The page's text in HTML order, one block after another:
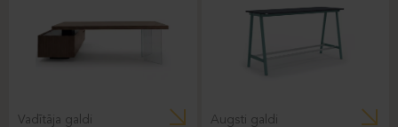
Vadītāja galdi Augsti galdi